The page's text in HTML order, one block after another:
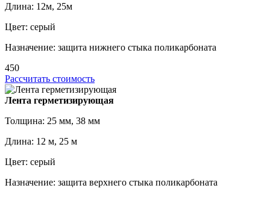
Длина: 12м, 25м
Цвет: серый
Назначение: защита нижнего стыка поликарбоната
450
Рассчитать стоимость
Лента герметизирующая
Толщина: 25 мм, 38 мм
Длина: 12 м, 25 м
Цвет: серый
Назначение: защита верхнего стыка поликарбоната